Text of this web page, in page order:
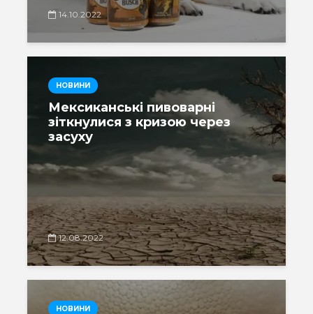
14.10.2022
НОВИНИ
Мексиканські пивоварні
зіткнулися з кризою через
засуху
12.08.2022
НОВИНИ